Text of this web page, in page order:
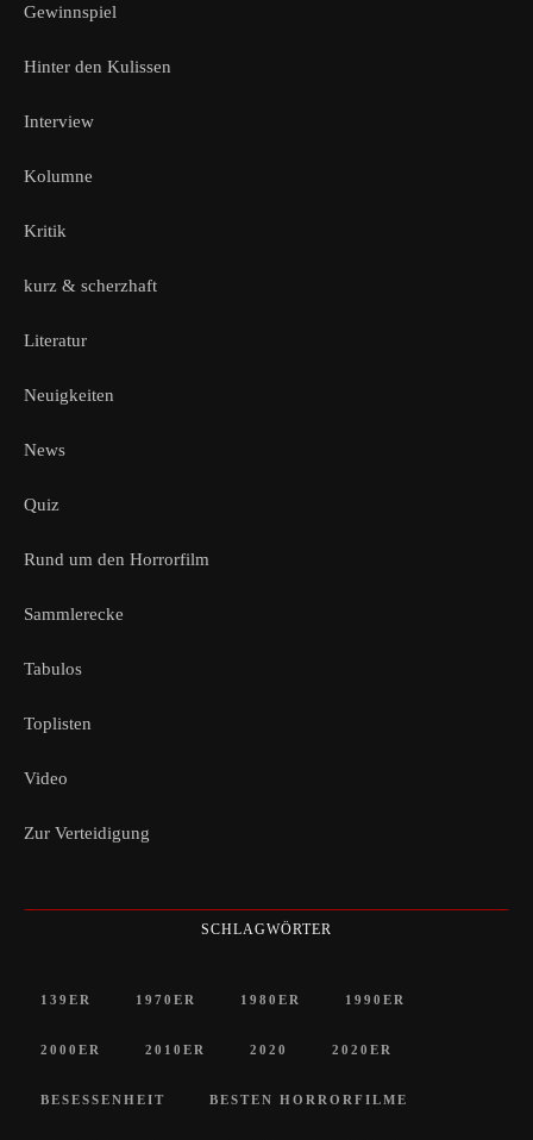
Gewinnspiel
Hinter den Kulissen
Interview
Kolumne
Kritik
kurz & scherzhaft
Literatur
Neuigkeiten
News
Quiz
Rund um den Horrorfilm
Sammlerecke
Tabulos
Toplisten
Video
Zur Verteidigung
SCHLAGWÖRTER
139ER 1970ER 1980ER 1990ER
2000ER 2010ER 2020 2020ER
BESESSENHEIT BESTEN HORRORFILME